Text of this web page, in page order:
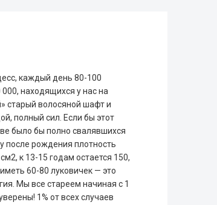
каждый день 80-100
находящихся у нас на
старый волосяной шафт и
полный сил. Если бы этот
было бы полно свалявшихся
после рождения плотность
к 13-15 годам остается 150,
60-80 луковичек — это
Мы все стареем начиная с 1
1% от всех случаев